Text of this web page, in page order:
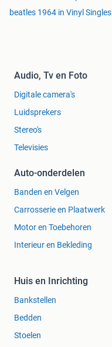
beatles 1964 in Vinyl Singles
Audio, Tv en Foto
Digitale camera's
Luidsprekers
Stereo's
Televisies
Auto-onderdelen
Banden en Velgen
Carrosserie en Plaatwerk
Motor en Toebehoren
Interieur en Bekleding
Huis en Inrichting
Bankstellen
Bedden
Stoelen